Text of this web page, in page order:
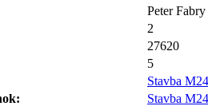
Peter Fabry
2
27620
5
Stavba
Stavba